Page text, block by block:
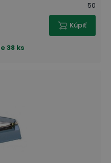
50
Kúpiť
38 ks